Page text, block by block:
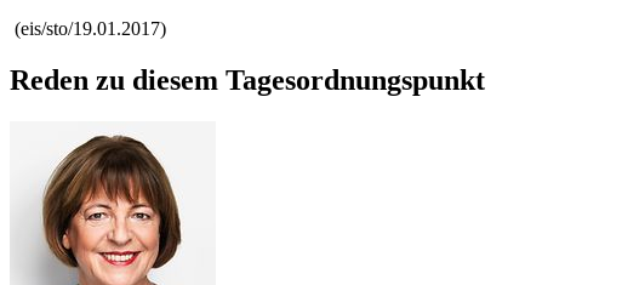
(eis/sto/19.01.2017)
Reden zu diesem Tagesordnungspunkt